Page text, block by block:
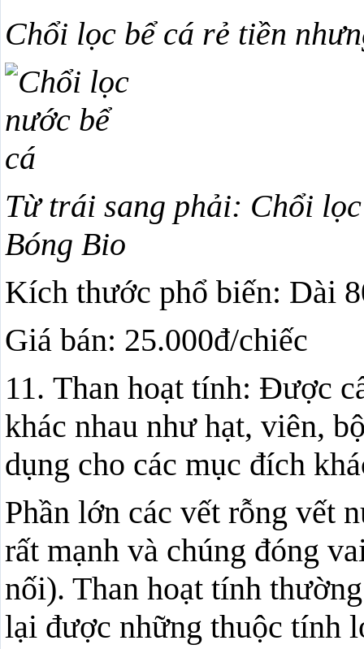
Chổi lọc bể cá rẻ tiền
Từ trái sang phải: Chổi
Bóng Bio
Kích thước phổ biến: Dài
Giá bán: 25.000đ/chiếc
11. Than hoạt tính: Được
khác nhau như hạt, viên,
dụng cho các mục đích
Phần lớn các vết rỗng vết
rất mạnh và chúng đóng
nối). Than hoạt tính
lại được những thuộc tính